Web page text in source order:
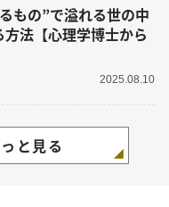
もの”で溢れる世の中
法【心理学博士から
2025.08.10
と見る